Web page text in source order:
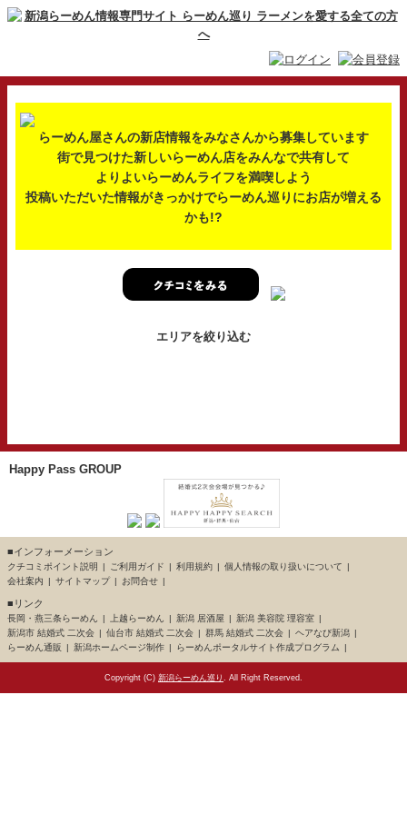
らーめん屋さんの新店情報をみなさんから募集しています
街で見つけた新しいらーめん店をみんなで共有して
よりよいらーめんライフを満喫しよう
投稿いただいた情報がきっかけでらーめん巡りにお店が増える
かも!?
エリアを絞り込む
Happy Pass GROUP
■インフォーメーション
クチコミポイント説明 ご利用ガイド 利用規約
個人情報の取り扱いについて
会社案内
サイトマップ お問合せ
■リンク
長岡・燕三条らーめん 上越らーめん 新潟 居酒屋
新潟 美容院 理容室
新潟市 結婚式 二次会
仙台市 結婚式 二次会 群馬 結婚式 二次会
ヘアなび新潟
らーめん通販
新潟ホームページ制作 らーめんポータルサイト作成プログラム
Copyright (C) 新潟らーめん巡り . All Right Reserved.